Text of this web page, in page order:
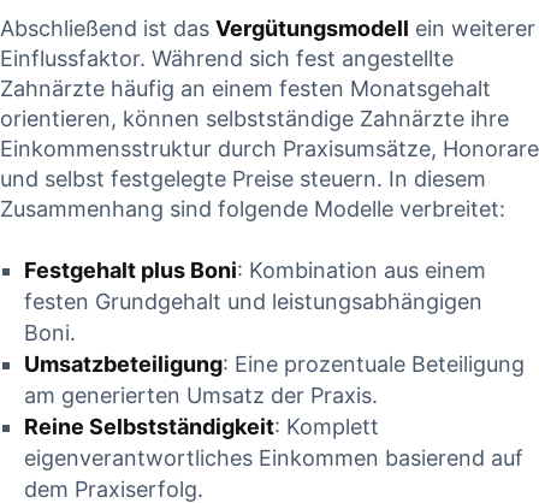
Abschließend ist das Vergütungsmodell ein weiterer
Einflussfaktor.⁣ Während sich fest angestellte
Zahnärzte häufig an einem festen Monatsgehalt
orientieren, können selbstständige Zahnärzte ihre
Einkommensstruktur durch Praxisumsätze, Honorare
und selbst festgelegte Preise steuern. In diesem
Zusammenhang sind folgende Modelle verbreitet:
Festgehalt plus Boni: ‍Kombination aus einem
festen Grundgehalt und leistungsabhängigen
Boni.
Umsatzbeteiligung: Eine prozentuale Beteiligung
am generierten Umsatz⁢ der⁣ Praxis.
Reine ‌Selbstständigkeit: Komplett
eigenverantwortliches Einkommen basierend auf
dem Praxiserfolg.